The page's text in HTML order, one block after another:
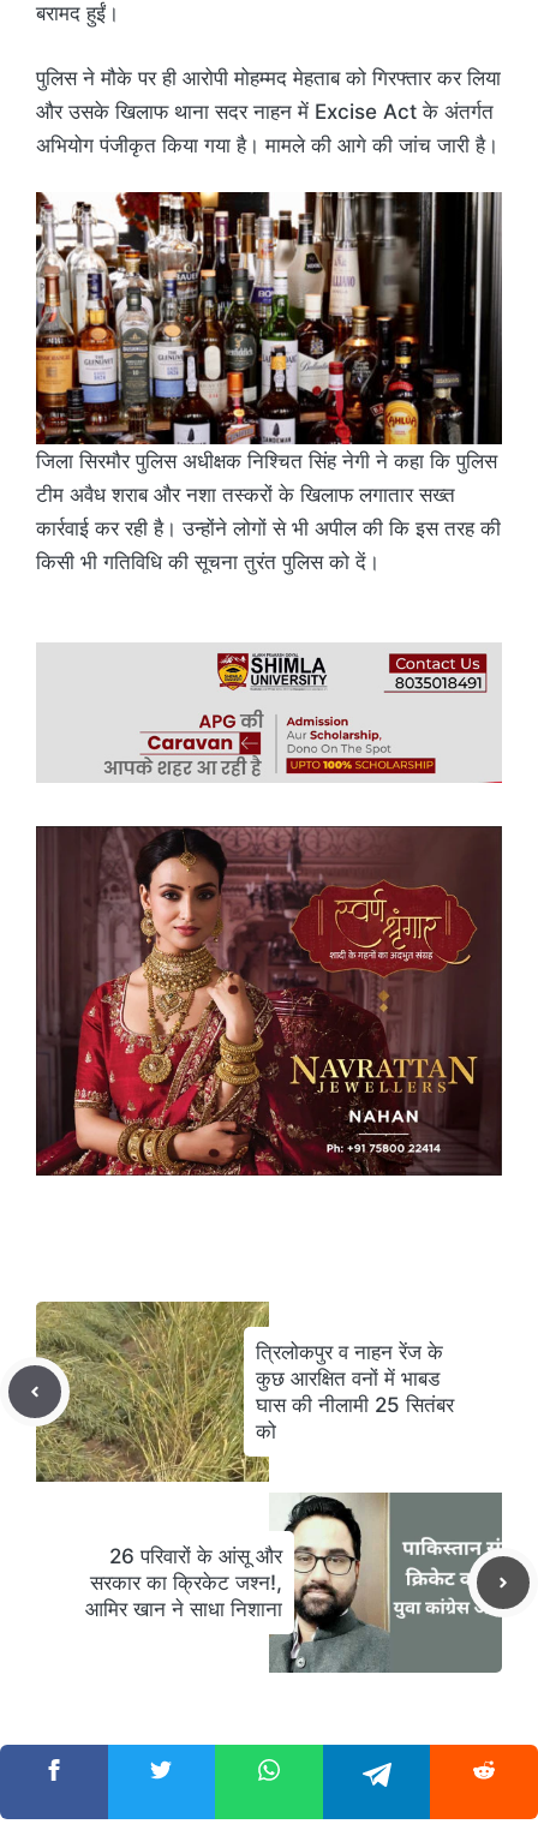
बरामद हुईं।
पुलिस ने मौके पर ही आरोपी मोहम्मद मेहताब को गिरफ्तार कर लिया
और उसके खिलाफ थाना सदर नाहन में Excise Act के अंतर्गत
अभियोग पंजीकृत किया गया है। मामले की आगे की जांच जारी है।
जिला सिरमौर पुलिस अधीक्षक निश्चित सिंह नेगी ने कहा कि पुलिस
टीम अवैध शराब और नशा तस्करों के खिलाफ लगातार सख्त
कार्रवाई कर रही है। उन्होंने लोगों से भी अपील की कि इस तरह की
किसी भी गतिविधि की सूचना तुरंत पुलिस को दें।
त्रिलोकपुर व नाहन रेंज के
कुछ आरक्षित वनों में भाबड
घास की नीलामी 25 सितंबर
को
26 परिवारों के आंसू और
सरकार का क्रिकेट जश्न!,
आमिर खान ने साधा निशाना